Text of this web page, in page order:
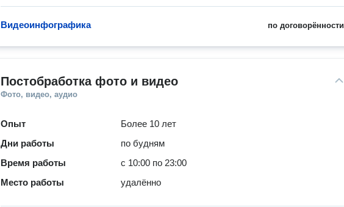
по договорённости
Видеоинфографика
Постобработка фото и видео
Фото, видео, аудио
Опыт
Более 10 лет
Дни работы
по будням
Время работы
с 10:00 по 23:00
Место работы
удалённо